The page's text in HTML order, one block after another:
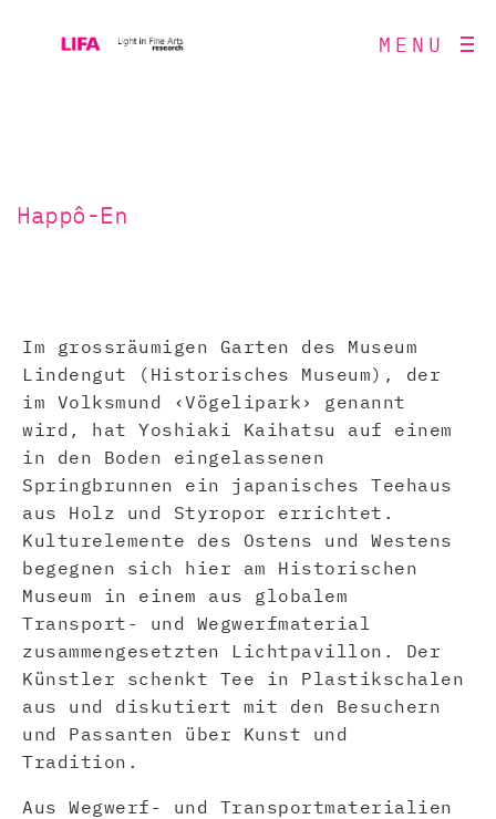
MENU
Happô-En
Im grossräumigen Garten des Museum
Lindengut (Historisches Museum), der
im Volksmund ‹Vögelipark› genannt
wird, hat Yoshiaki Kaihatsu auf einem
in den Boden eingelassenen
Springbrunnen ein japanisches Teehaus
aus Holz und Styropor errichtet.
Kulturelemente des Ostens und Westens
begegnen sich hier am Historischen
Museum in einem aus globalem
Transport- und Wegwerfmaterial
zusammengesetzten Lichtpavillon. Der
Künstler schenkt Tee in Plastikschalen
aus und diskutiert mit den Besuchern
und Passanten über Kunst und
Tradition.
Aus Wegwerf- und Transportmaterialien